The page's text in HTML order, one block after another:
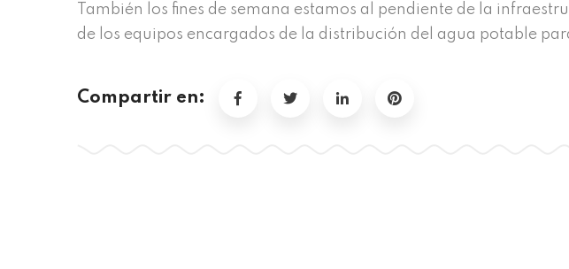
También los fines de semana estamos al pendiente de la
de los equipos encargados de la distribución del agua potable
Compartir en: